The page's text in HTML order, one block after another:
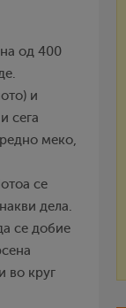
од 400
и
сега
меко,
се
дела.
се добие
во круг